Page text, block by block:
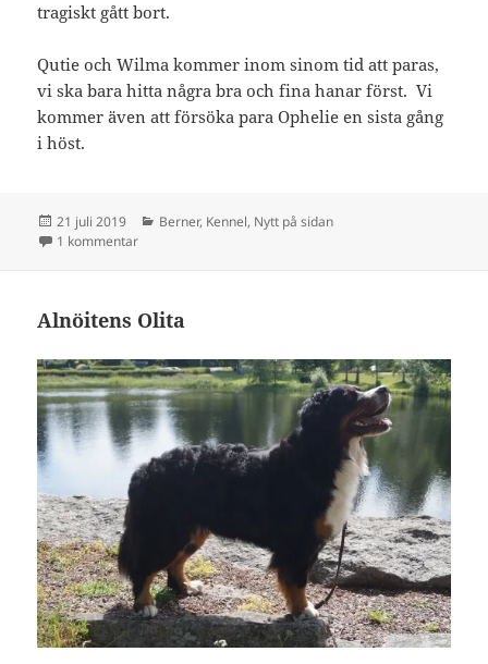
tragiskt gått bort.
Qutie och Wilma kommer inom sinom tid att paras,
vi ska bara hitta några bra och fina hanar först. Vi
kommer även att försöka para Ophelie en sista gång
i höst.
Postat
21 juli 2019 Kategorier
Berner, Kennel, Nytt på sidan
1 kommentartill Friröntgade tikar och lite planer
Alnöitens Olita